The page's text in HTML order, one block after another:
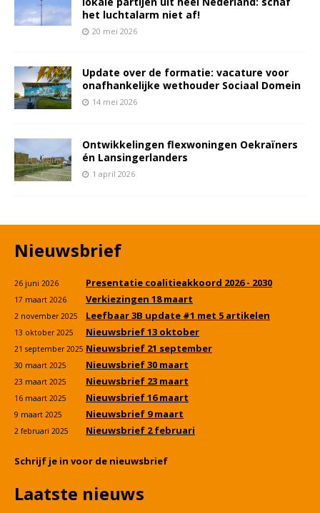
het luchtalarm niet af!
20 mei 2026
Update over de formatie: vacature voor
onafhankelijke wethouder Sociaal Domein
14 mei 2026
Ontwikkelingen flexwoningen Oekraïners
én Lansingerlanders
1 april 2026
Nieuwsbrief
26 juni 2026 Presentatie coalitieakkoord 2026 - 2030
17 maart 2026 Verkiezingen 18 maart
2 november 2025 Leefbaar 3B update #1 met 5 artikelen
13 oktober 2025 Nieuwsbrief 13 oktober
21 september 2025 Nieuwsbrief 21 september
30 maart 2025 Nieuwsbrief 30 maart
23 maart 2025 Nieuwsbrief 23 maart
16 maart 2025 Nieuwsbrief 16 maart
9 maart 2025 Nieuwsbrief 9 maart
2 februari 2025 Nieuwsbrief 2 februari
Schrijf je in voor de nieuwsbrief
Laatste nieuws